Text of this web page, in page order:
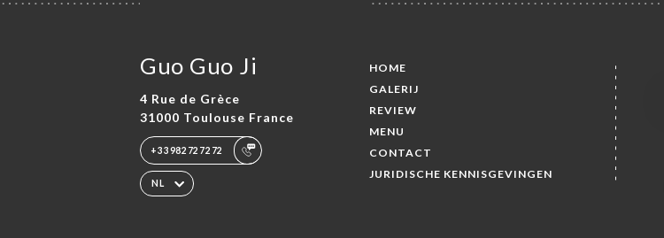
Guo Guo Ji
4 Rue de Grèce
31000 Toulouse France
+33982727272
NL
HOME
GALERIJ
REVIEW
MENU
CONTACT
JURIDISCHE KENNISGEVINGEN